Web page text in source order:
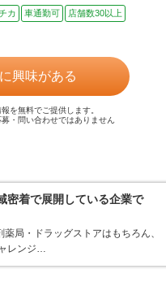
カ 車通勤可
店舗数30以上
興味がある
を無料でご提供します。
・問い合わせではありません
密着で展開している企業で
局・ドラッグストアはもちろん、
レンジ…